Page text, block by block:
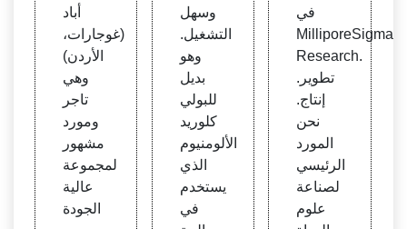
ائية:
Alclh
o، Rs
30 /k
g - دل
يل الم
صدري
ن وال
مصنع
ين الأ
أباد
(غوجارات،
الأردن)
وهي
تاجر
ومورد
مشهور
لمجموعة
عالية
الجودة
ت مع
الجة ا
لمياه
وسهل
التشغيل.
وهو
بديل
للبولي
كلوريد
الألومنيوم
الذي
يستخدم
في
في
MilliporeSigma
Research.
تطوير.
إنتاج.
نحن
المورد
الرئيسي
لصناعة
علوم